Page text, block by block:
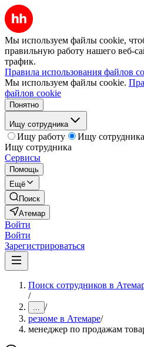
Мы используем файлы cookie,
правильную работу нашего веб-
трафик.
Правила использования файлов
Мы используем файлы cookie.
файлов cookie
Понятно
Ищу сотрудника
Ищу работу
Ищу сотрудника
Ищу сотрудника
Сервисы
Помощь
Ещё
Поиск
Атемар
Войти
Войти
Зарегистрироваться
Поиск сотрудников в
/
... /
резюме в Атемаре/
менеджер по продажам